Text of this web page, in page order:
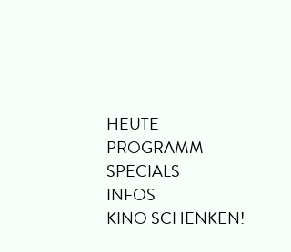
HEUTE
PROGRAMM
SPECIALS
INFOS
KINO SCHENKEN!